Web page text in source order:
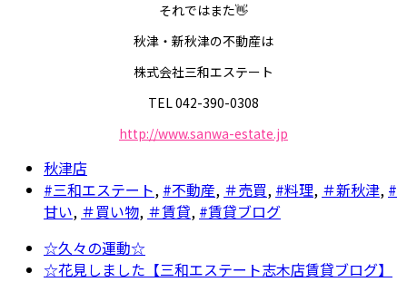
それではまた👋
秋津・新秋津の不動産は
株式会社三和エステート
TEL 042-390-0308
http://www.sanwa-estate.jp
秋津店
#三和エステート, #不動産, ＃売買, #料理, ＃新秋津, #
甘い, ＃買い物, ＃賃貸, #賃貸ブログ
☆久々の運動☆
☆花見しました【三和エステート志木店賃貸ブログ】